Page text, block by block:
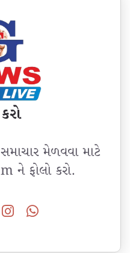
મેળવવા માટે
ને ફોલો કરો.